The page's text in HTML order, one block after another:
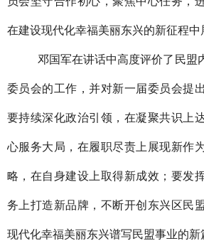
在建设现代化幸福美丽东兴的新征程中
邓国军在讲话中高度评价了民盟
委员会的工作，并对新一届委员会提
要持续深化政治引领，在凝聚共识上
心服务大局，在履职尽责上展现新作
略，在自身建设上取得新成效；要发
务上打造新品牌，不断开创东兴区民
现代化幸福美丽东兴谱写民盟事业的新